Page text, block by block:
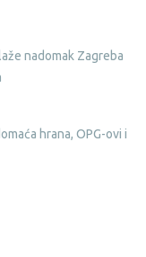
nadomak Zagreba
hrana, OPG-ovi i